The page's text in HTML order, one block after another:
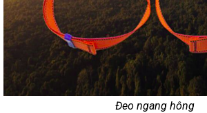
Đeo ngang hông